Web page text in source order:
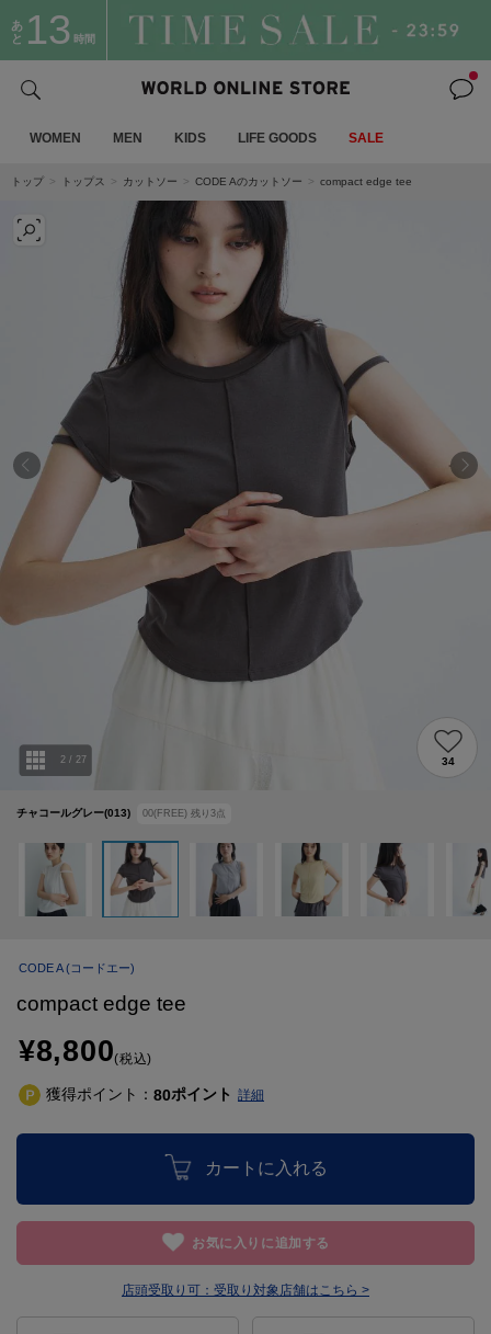
あ
と 13 時間
WOMEN MEN KIDS LIFE GOODS SALE
トップ トップス カットソー CODE Aのカットソー compact edge tee
チャコールグレー(013) 00(FREE) 残り 3点
2 / 27 34
CODE A(コードエー)
compact edge tee
¥8,800(税込)
獲得ポイント： 80ポイント 詳細
カートに入れる
お気に入りに追加する
店頭受取り可： 受取り対象店舗はこちら >